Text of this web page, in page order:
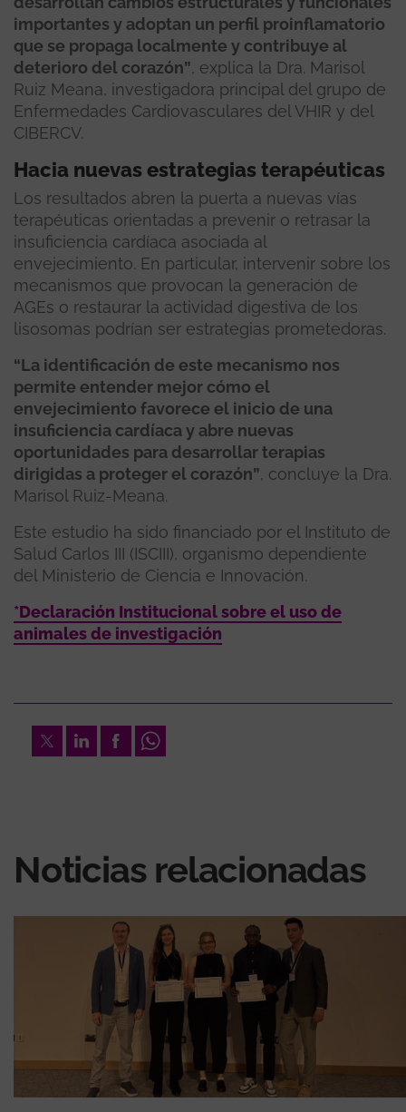
importantes y adoptan un perfil proinflamatorio
que se propaga localmente y contribuye al
deterioro del corazón”, explica la Dra. Marisol
Ruiz Meana, investigadora principal del grupo de
Enfermedades Cardiovasculares del VHIR y del
CIBERCV.
Hacia nuevas estrategias terapéuticas
Los resultados abren la puerta a nuevas vías
terapéuticas orientadas a prevenir o retrasar la
insuficiencia cardíaca asociada al
envejecimiento. En particular, intervenir sobre los
mecanismos que provocan la generación de
AGEs o restaurar la actividad digestiva de los
lisosomas podrían ser estrategias prometedoras.
“La identificación de este mecanismo nos
permite entender mejor cómo el
envejecimiento favorece el inicio de una
insuficiencia cardíaca y abre nuevas
oportunidades para desarrollar terapias
dirigidas a proteger el corazón”, concluye la Dra.
Marisol Ruiz-Meana.
Este estudio ha sido financiado por el Instituto de
Salud Carlos III (ISCIII), organismo dependiente
del Ministerio de Ciencia e Innovación.
*Declaración Institucional sobre el uso de
animales de investigación
TwitterLinkedInFacebookWhatsapp
Noticias relacionadas